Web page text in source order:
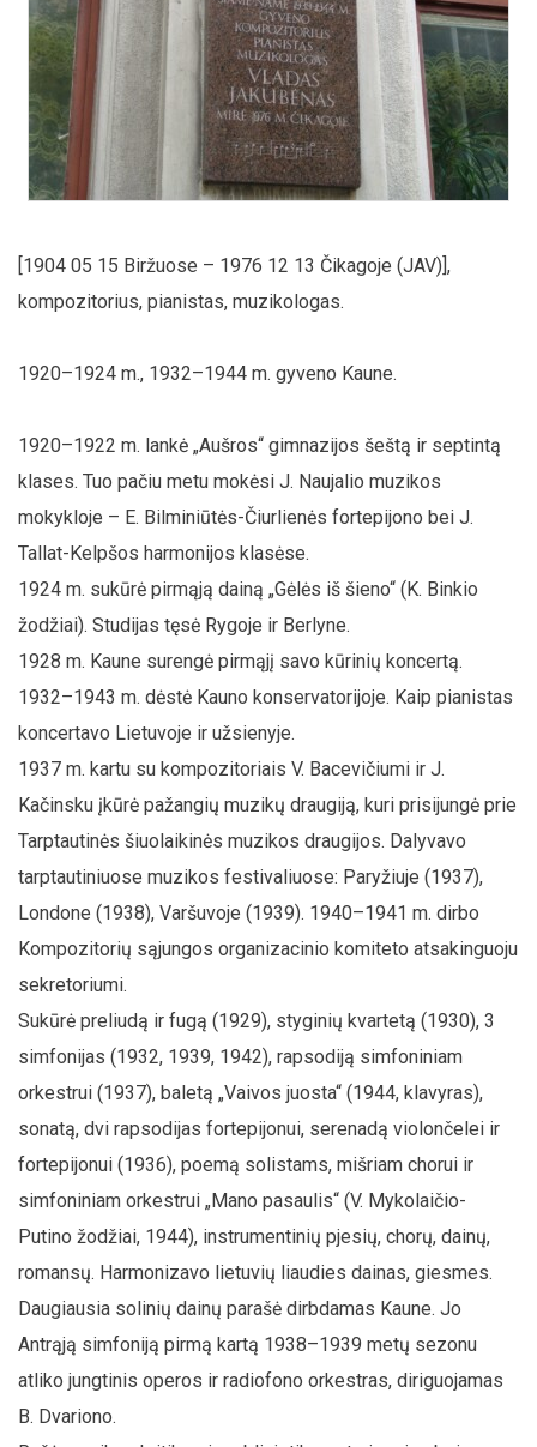
[1904 05 15 Biržuose – 1976 12 13 Čikagoje (JAV)],
kompozitorius, pianistas, muzikologas.
1920–1924 m., 1932–1944 m. gyveno Kaune.
1920–1922 m. lankė „Aušros“ gimnazijos šeštą ir septintą
klases. Tuo pačiu metu mokėsi J. Naujalio muzikos
mokykloje – E. Bilminiūtės-Čiurlienės fortepijono bei J.
Tallat-Kelpšos harmonijos klasėse.
1924 m. sukūrė pirmąją dainą „Gėlės iš šieno“ (K. Binkio
žodžiai). Studijas tęsė Rygoje ir Berlyne.
1928 m. Kaune surengė pirmąjį savo kūrinių koncertą.
1932–1943 m. dėstė Kauno konservatorijoje. Kaip pianistas
koncertavo Lietuvoje ir užsienyje.
1937 m. kartu su kompozitoriais V. Bacevičiumi ir J.
Kačinsku įkūrė pažangių muzikų draugiją, kuri prisijungė prie
Tarptautinės šiuolaikinės muzikos draugijos. Dalyvavo
tarptautiniuose muzikos festivaliuose: Paryžiuje (1937),
Londone (1938), Varšuvoje (1939). 1940–1941 m. dirbo
Kompozitorių sąjungos organizacinio komiteto atsakinguoju
sekretoriumi.
Sukūrė preliudą ir fugą (1929), styginių kvartetą (1930), 3
simfonijas (1932, 1939, 1942), rapsodiją simfoniniam
orkestrui (1937), baletą „Vaivos juosta“ (1944, klavyras),
sonatą, dvi rapsodijas fortepijonui, serenadą violončelei ir
fortepijonui (1936), poemą solistams, mišriam chorui ir
simfoniniam orkestrui „Mano pasaulis“ (V. Mykolaičio-
Putino žodžiai, 1944), instrumentinių pjesių, chorų, dainų,
romansų. Harmonizavo lietuvių liaudies dainas, giesmes.
Daugiausia solinių dainų parašė dirbdamas Kaune. Jo
Antrąją simfoniją pirmą kartą 1938–1939 metų sezonu
atliko jungtinis operos ir radiofono orkestras, diriguojamas
B. Dvariono.